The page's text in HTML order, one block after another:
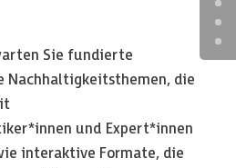
Sie fundierte
Nachhaltigkeitsthemen, die
und Expert*innen
interaktive Formate, die